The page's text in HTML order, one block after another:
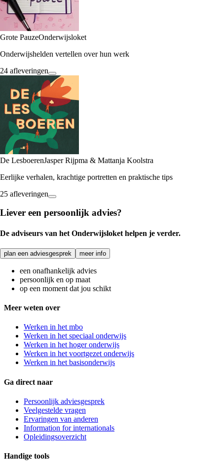
Grote PauzeOnderwijsloket
Onderwijshelden vertellen over hun werk
24 afleveringen
De LesboerenJasper Rijpma & Mattanja Koolstra
Eerlijke verhalen, krachtige portretten en praktische tips
25 afleveringen
Liever een persoonlijk advies?
De adviseurs van het Onderwijsloket helpen je verder.
plan een adviesgesprek meer info
een onafhankelijk advies
persoonlijk en op maat
op een moment dat jou schikt
Meer weten over
Werken in het mbo
Werken in het speciaal onderwijs
Werken in het hoger onderwijs
Werken in het voortgezet onderwijs
Werken in het basisonderwijs
Ga direct naar
Persoonlijk adviesgesprek
Veelgestelde vragen
Ervaringen van anderen
Information for internationals
Opleidingsoverzicht
Handige tools